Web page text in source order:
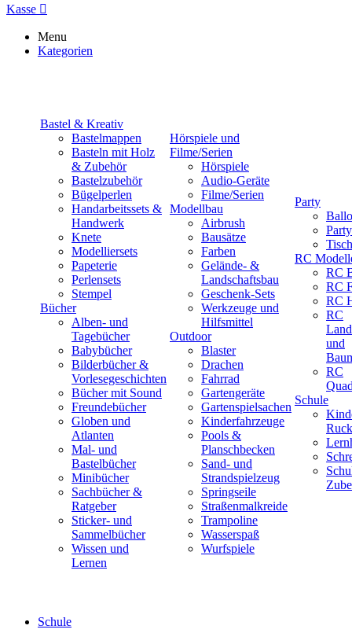
Kasse 
Menu
Kategorien
Bastel & Kreativ
Bastelmappen
Basteln mit Holz
& Zubehör
Bastelzubehör
Bügelperlen
Handarbeitssets &
Handwerk
Knete
Modelliersets
Papeterie
Perlensets
Stempel
Bücher
Alben- und
Tagebücher
Babybücher
Bilderbücher &
Vorlesegeschichten
Bücher mit Sound
Freundebücher
Globen und
Atlanten
Mal- und
Bastelbücher
Minibücher
Sachbücher &
Ratgeber
Sticker- und
Sammelbücher
Wissen und
Lernen
Hörspiele und
Filme/Serien
Hörspiele
Audio-Geräte
Filme/Serien
Modellbau
Airbrush
Bausätze
Farben
Gelände- &
Landschaftsbau
Geschenk-Sets
Werkzeuge und
Hilfsmittel
Outdoor
Blaster
Drachen
Fahrrad
Gartengeräte
Gartenspielsachen
Kinderfahrzeuge
Pools &
Planschbecken
Sand- und
Strandspielzeug
Springseile
Straßenmalkreide
Trampoline
Wasserspaß
Wurfspiele
Party
RC
RC
RC
RC
RC
und
RC
Schule
Schule